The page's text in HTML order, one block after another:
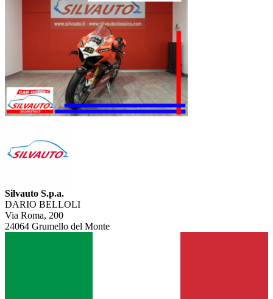
Silvauto S.p.a.
DARIO BELLOLI
Via Roma, 200
24064 Grumello del Monte